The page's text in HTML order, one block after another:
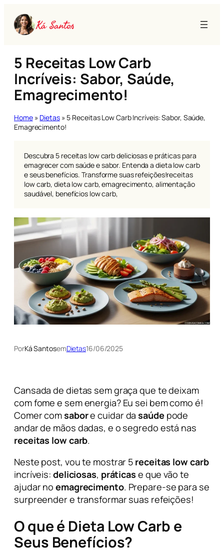
para
5 Receitas Low Carb
Incríveis: Sabor, Saúde,
Emagrecimento!
Home » Dietas » 5 Receitas Low Carb Incríveis: Sabor, Saúde,
Emagrecimento!
Descubra 5 receitas low carb deliciosas e práticas para
emagrecer com saúde e sabor. Entenda a dieta low carb
e seus benefícios. Transforme suas refeições!receitas
low carb, dieta low carb, emagrecimento, alimentação
saudável, benefícios low carb,
PorKá SantosemDietas16/06/2025
Cansada de dietas sem graça que te deixam
com fome e sem energia? Eu sei bem como é!
Comer comsabore cuidar dasaúdepode
andar de mãos dadas, e o segredo está nas
receitas low carb.
Neste post, vou te mostrar 5 receitas low carb
incríveis: deliciosas, práticas e que vão te
ajudar noemagrecimento. Prepare-se para se
surpreender e transformar suas refeições!
O que é Dieta Low Carb e
Seus Benefícios?